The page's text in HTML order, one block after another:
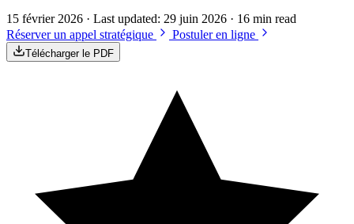
15 février 2026 · Last updated: 29 juin 2026 · 16 min read
Réserver un appel stratégique
Postuler en ligne
Télécharger le PDF